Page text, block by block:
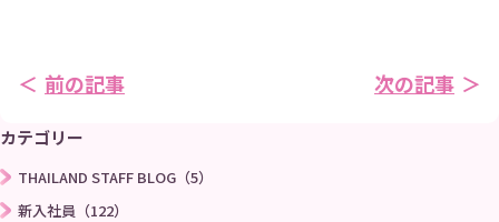
前の記事 次の記事
カテゴリー
THAILAND STAFF BLOG（5）
新入社員（122）